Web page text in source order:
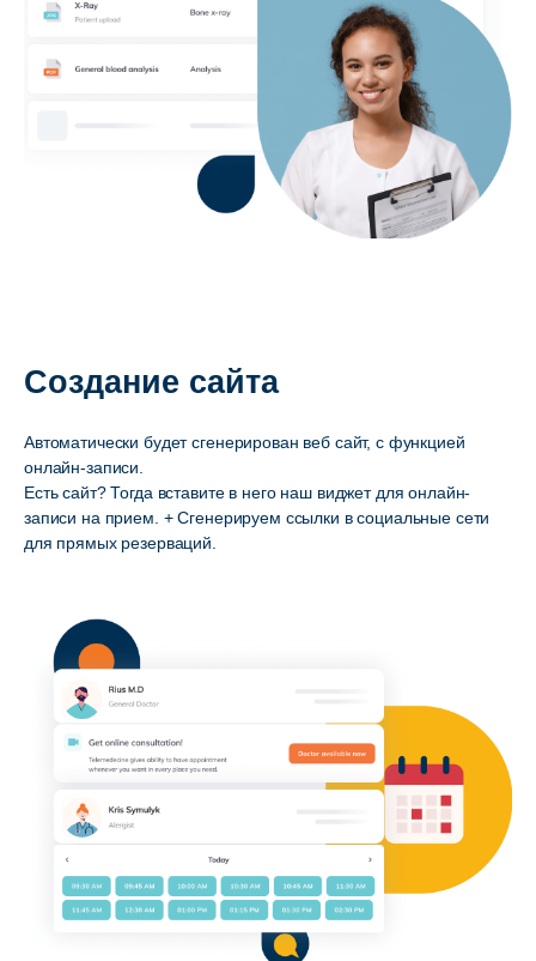
Создание сайта
Автоматически будет сгенерирован веб сайт, с функцией
онлайн-записи.
Есть сайт? Тогда вставите в него наш виджет для онлайн-
записи на прием. + Сгенерируем ссылки в социальные сети
для прямых резерваций.